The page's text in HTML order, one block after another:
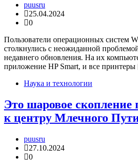
puusru
25.04.2024
0
Пользователи операционных систем
столкнулись с неожиданной
недавнего обновления. На их
приложение HP Smart, и все
Наука и технологии
Это шаровое скопление
к центру Млечного
puusru
27.10.2024
0